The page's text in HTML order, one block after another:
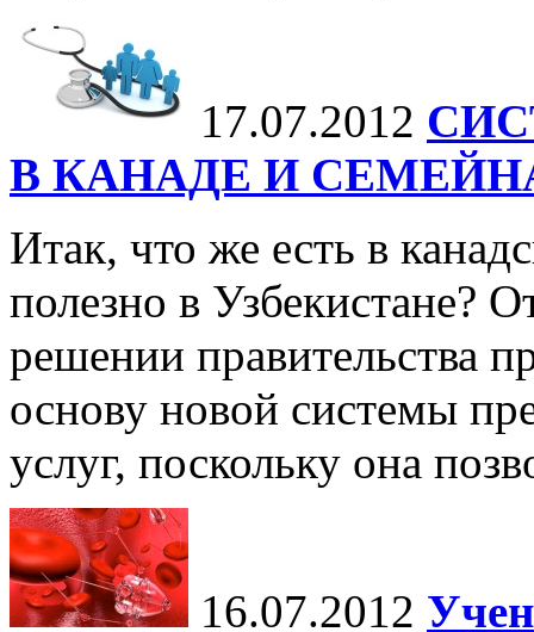
17.07.2012
В КАНАДЕ И
Итак, что же есть в
полезно в Узбекистане?
решении правительства
основу новой системы
услуг, поскольку она
16.07.2012